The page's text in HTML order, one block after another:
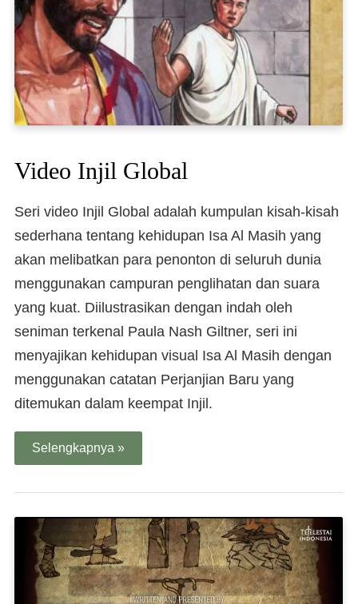
Video Injil Global
Seri video Injil Global adalah kumpulan kisah-kisah
sederhana tentang kehidupan Isa Al Masih yang
akan melibatkan para penonton di seluruh dunia
menggunakan campuran penglihatan dan suara
yang kuat. Diilustrasikan dengan indah oleh
seniman terkenal Paula Nash Giltner, seri ini
menyajikan kehidupan visual Isa Al Masih dengan
menggunakan catatan Perjanjian Baru yang
ditemukan dalam keempat Injil.
Selengkapnya »